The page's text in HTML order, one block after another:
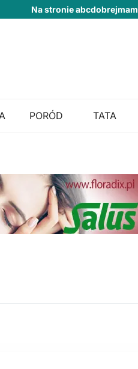
Na stronie
PORÓD TATA